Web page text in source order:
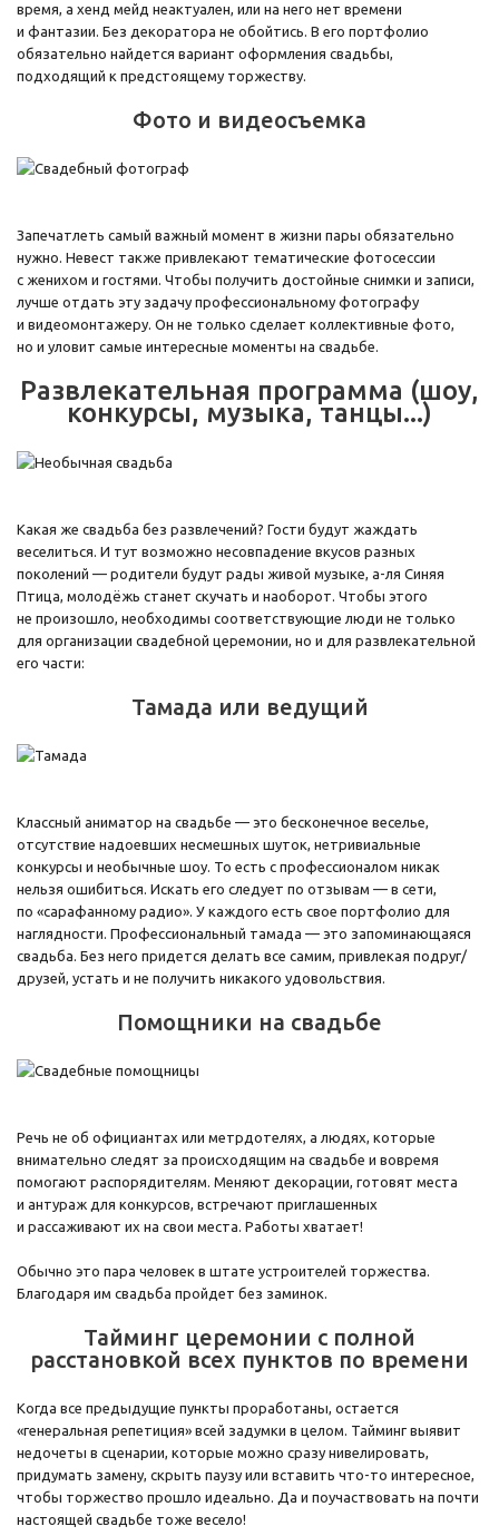
время, а хенд мейд неактуален, или на него нет времени
и фантазии. Без декоратора не обойтись. В его портфолио
обязательно найдется вариант оформления свадьбы,
подходящий к предстоящему торжеству.
Фото и видеосъемка
Запечатлеть самый важный момент в жизни пары обязательно
нужно. Невест также привлекают тематические фотосессии
с женихом и гостями. Чтобы получить достойные снимки и записи,
лучше отдать эту задачу профессиональному фотографу
и видеомонтажеру. Он не только сделает коллективные фото,
но и уловит самые интересные моменты на свадьбе.
Развлекательная программа (шоу,
конкурсы, музыка, танцы...)
Какая же свадьба без развлечений? Гости будут жаждать
веселиться. И тут возможно несовпадение вкусов разных
поколений — родители будут рады живой музыке, а-ля Синяя
Птица, молодёжь станет скучать и наоборот. Чтобы этого
не произошло, необходимы соответствующие люди не только
для организации свадебной церемонии, но и для развлекательной
его части:
Тамада или ведущий
Классный аниматор на свадьбе — это бесконечное веселье,
отсутствие надоевших несмешных шуток, нетривиальные
конкурсы и необычные шоу. То есть с профессионалом никак
нельзя ошибиться. Искать его следует по отзывам — в сети,
по «сарафанному радио». У каждого есть свое портфолио для
наглядности. Профессиональный тамада — это запоминающаяся
свадьба. Без него придется делать все самим, привлекая подруг/
друзей, устать и не получить никакого удовольствия.
Помощники на свадьбе
Речь не об официантах или метрдотелях, а людях, которые
внимательно следят за происходящим на свадьбе и вовремя
помогают распорядителям. Меняют декорации, готовят места
и антураж для конкурсов, встречают приглашенных
и рассаживают их на свои места. Работы хватает!
Обычно это пара человек в штате устроителей торжества.
Благодаря им свадьба пройдет без заминок.
Тайминг церемонии с полной
расстановкой всех пунктов по времени
Когда все предыдущие пункты проработаны, остается
«генеральная репетиция» всей задумки в целом. Тайминг выявит
недочеты в сценарии, которые можно сразу нивелировать,
придумать замену, скрыть паузу или вставить что-то интересное,
чтобы торжество прошло идеально. Да и поучаствовать на почти
настоящей свадьбе тоже весело!